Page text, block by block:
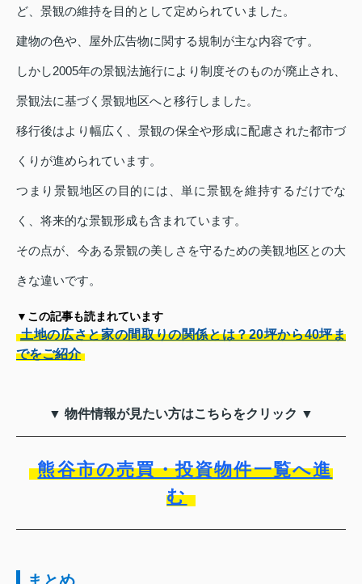
ど、景観の維持を目的として定められていました。
建物の色や、屋外広告物に関する規制が主な内容です。
しかし2005年の景観法施行により制度そのものが廃止され、
景観法に基づく景観地区へと移行しました。
移行後はより幅広く、景観の保全や形成に配慮された都市づ
くりが進められています。
つまり景観地区の目的には、単に景観を維持するだけでな
く、将来的な景観形成も含まれています。
その点が、今ある景観の美しさを守るための美観地区との大
きな違いです。
▼この記事も読まれています
土地の広さと家の間取りの関係とは？20坪から40坪ま
でをご紹介
▼ 物件情報が見たい方はこちらをクリック ▼
熊谷市の売買・投資物件一覧へ進
む